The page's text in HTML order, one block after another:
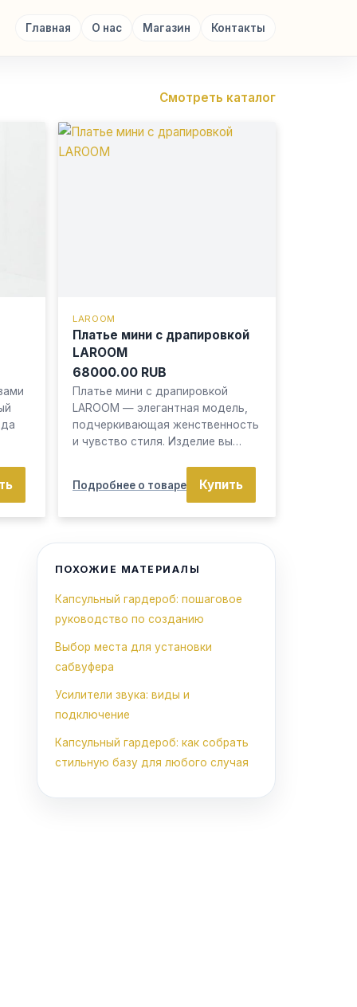
Главная О нас Магазин Контакты
Смотреть каталог
LAROOM
Платье мини с драпировкой
LAROOM
68000.00 RUB
Платье мини с драпировкой
LAROOM — элегантная модель,
подчеркивающая женственность
и чувство стиля. Изделие вы…
Подробнее о товаре Купить
ПОХОЖИЕ МАТЕРИАЛЫ
Капсульный гардероб: пошаговое
руководство по созданию
Выбор места для установки
сабвуфера
Усилители звука: виды и
подключение
Капсульный гардероб: как собрать
стильную базу для любого случая